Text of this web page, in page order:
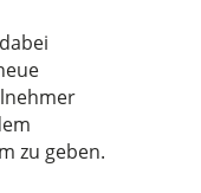
zu geben.